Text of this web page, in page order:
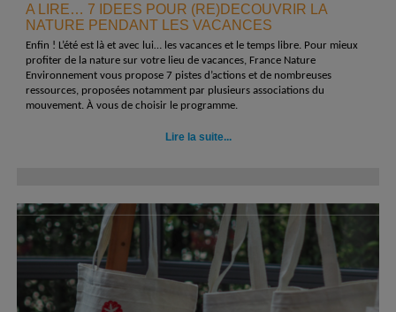
A LIRE… 7 IDEES POUR (RE)DECOUVRIR LA
NATURE PENDANT LES VACANCES
Enfin ! L’été est là et avec lui… les vacances et le temps libre. Pour mieux
profiter de la nature sur votre lieu de vacances, France Nature
Environnement vous propose 7 pistes d’actions et de nombreuses
ressources, proposées notamment par plusieurs associations du
mouvement. À vous de choisir le programme.
Lire la suite...